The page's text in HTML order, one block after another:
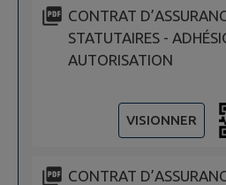
CONTRAT
STATUTAIRES -
AUTORISATION
VISIONNER
CONTRAT